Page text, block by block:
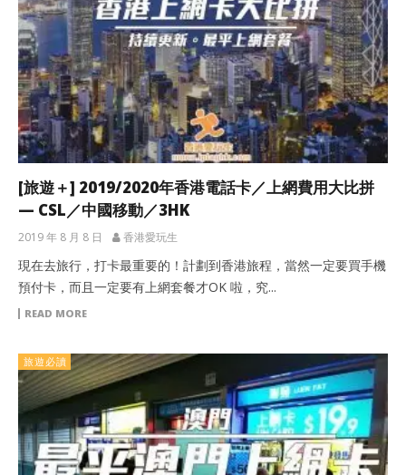
[旅遊＋] 2019/2020年香港電話卡／上網費用大比拼
— CSL／中國移動／3HK
2019 年 8 月 8 日 香港愛玩生
現在去旅行，打卡最重要的！計劃到香港旅程，當然一定要買手機
預付卡，而且一定要有上網套餐才OK 啦，究...
READ MORE
旅遊必讀